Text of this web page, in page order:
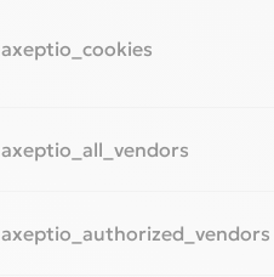
axeptio_cookies
axeptio_all_vendors
axeptio_authorized_vendors